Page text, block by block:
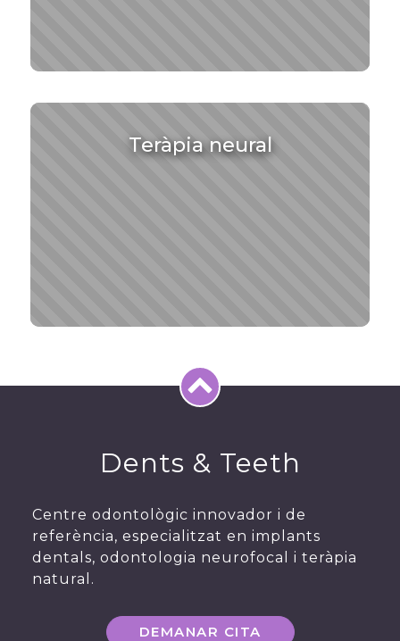
Teràpia neural
Dents & Teeth
Centre odontològic innovador i de
referència, especialitzat en implants
dentals, odontologia neurofocal i teràpia
natural.
DEMANAR CITA